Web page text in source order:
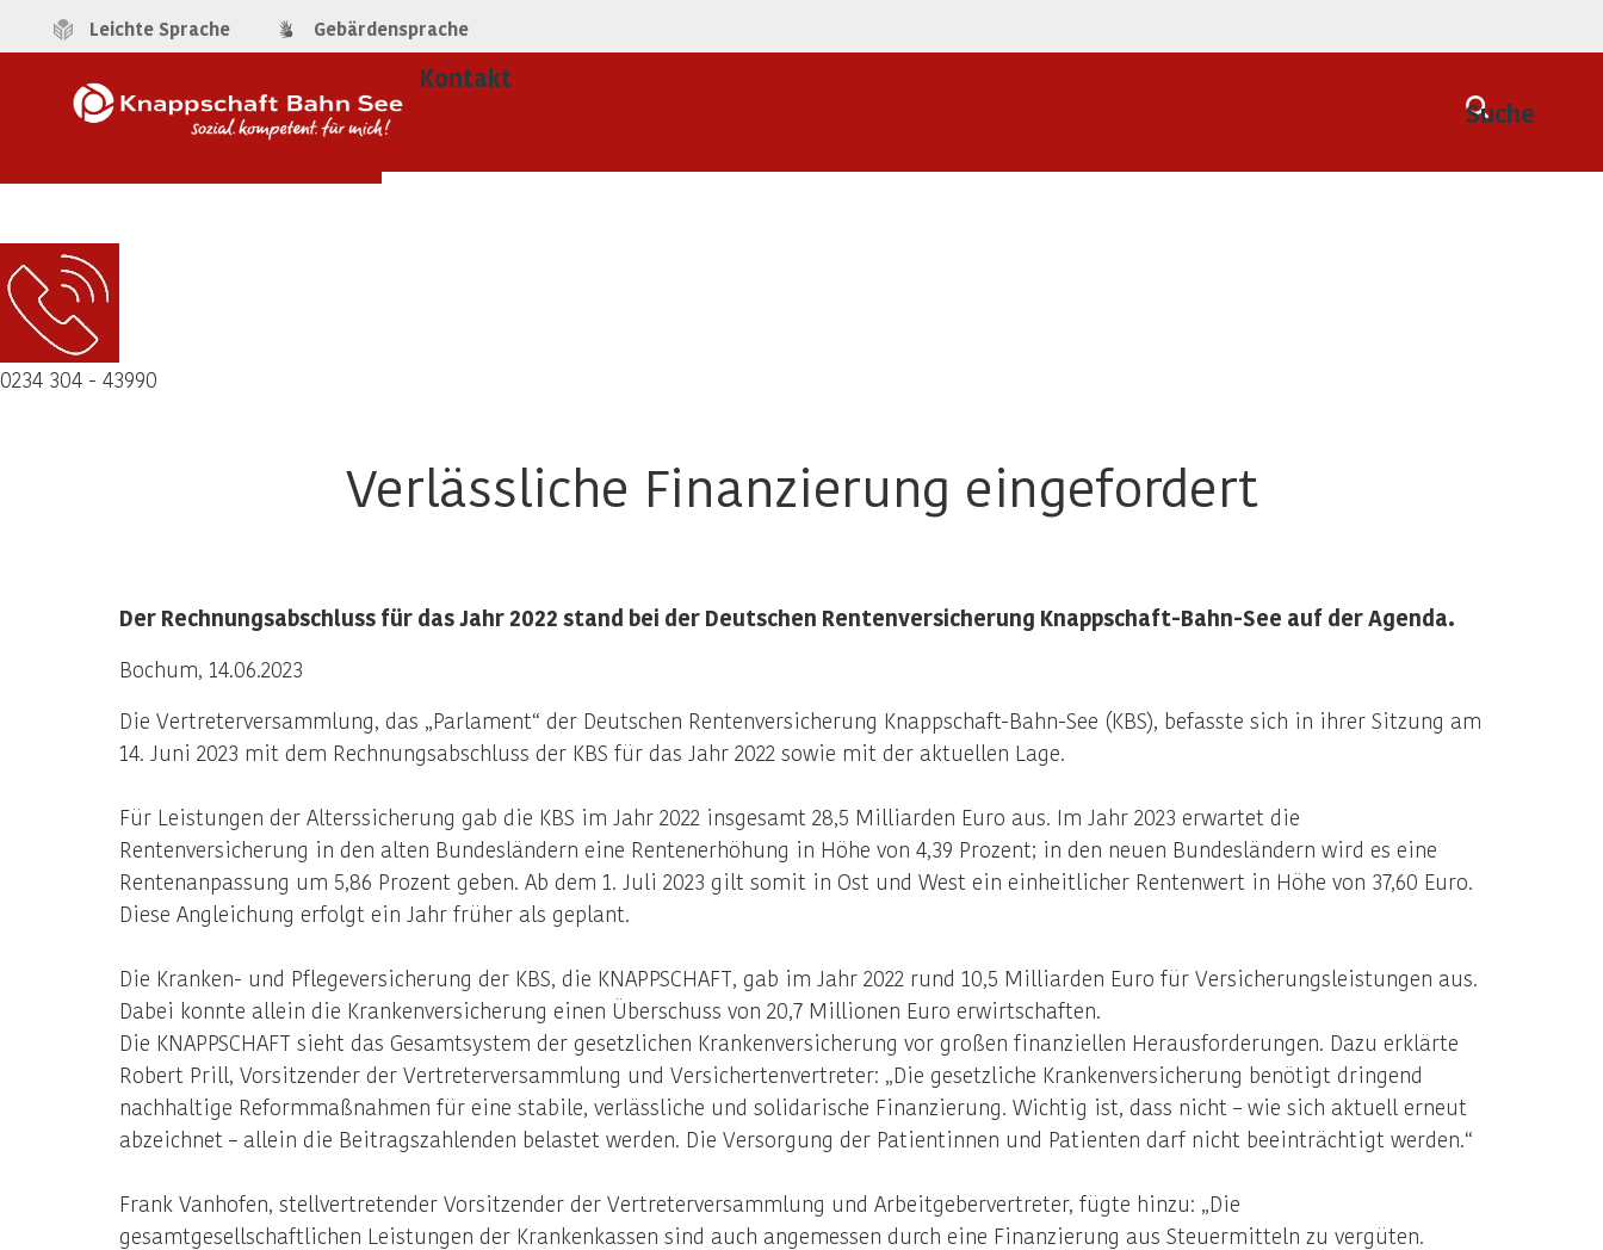
Leichte Sprache Gebärdensprache
Suche
Kontakt
0234 304 - 43990
Verlässliche Finanzierung eingefordert
Der Rechnungsabschluss für das Jahr 2022 stand bei der Deutschen Rentenversicherung Knappschaft-Bahn-See auf der Agenda.
Bochum, 14.06.2023
Die Vertreterversammlung, das „Parlament“ der Deutschen Rentenversicherung Knappschaft-Bahn-See (KBS), befasste sich in ihrer Sitzung am
14. Juni 2023 mit dem Rechnungsabschluss der KBS für das Jahr 2022 sowie mit der aktuellen Lage.
Für Leistungen der Alterssicherung gab die KBS im Jahr 2022 insgesamt 28,5 Milliarden Euro aus. Im Jahr 2023 erwartet die
Rentenversicherung in den alten Bundesländern eine Rentenerhöhung in Höhe von 4,39 Prozent; in den neuen Bundesländern wird es eine
Rentenanpassung um 5,86 Prozent geben. Ab dem 1. Juli 2023 gilt somit in Ost und West ein einheitlicher Rentenwert in Höhe von 37,60 Euro.
Diese Angleichung erfolgt ein Jahr früher als geplant.
Die Kranken- und Pflegeversicherung der KBS, die KNAPPSCHAFT, gab im Jahr 2022 rund 10,5 Milliarden Euro für Versicherungsleistungen aus.
Dabei konnte allein die Krankenversicherung einen Überschuss von 20,7 Millionen Euro erwirtschaften.
Die KNAPPSCHAFT sieht das Gesamtsystem der gesetzlichen Krankenversicherung vor großen finanziellen Herausforderungen. Dazu erklärte
Robert Prill, Vorsitzender der Vertreterversammlung und Versichertenvertreter: „Die gesetzliche Krankenversicherung benötigt dringend
nachhaltige Reformmaßnahmen für eine stabile, verlässliche und solidarische Finanzierung. Wichtig ist, dass nicht – wie sich aktuell erneut
abzeichnet – allein die Beitragszahlenden belastet werden. Die Versorgung der Patientinnen und Patienten darf nicht beeinträchtigt werden.“
Frank Vanhofen, stellvertretender Vorsitzender der Vertreterversammlung und Arbeitgebervertreter, fügte hinzu: „Die
gesamtgesellschaftlichen Leistungen der Krankenkassen sind auch angemessen durch eine Finanzierung aus Steuermitteln zu vergüten.